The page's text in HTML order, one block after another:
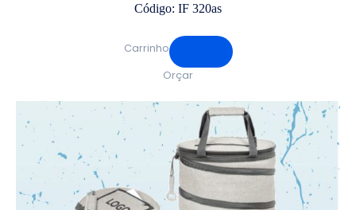
Código: IF 320as
Carrinho
Orçar